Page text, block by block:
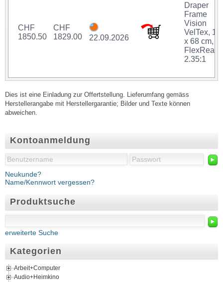
Kontoanmeldung
►
Neukunde?
Name/Kennwort vergessen?
Produktsuche
►
erweiterte Suche
Kategorien
Arbeit+Computer
Audio+Heimkino
CHF
1850.50
CHF
1829.00
22.09.2026
Draper
Frame
Vision
VelTex,
x 68 cm,
FlexRear,
2.35:1
Dies ist eine Einladung zur Offertstellung. Lieferumfang gemäss
Herstellerangabe mit Herstellergarantie; Bilder und Texte können
abweichen.